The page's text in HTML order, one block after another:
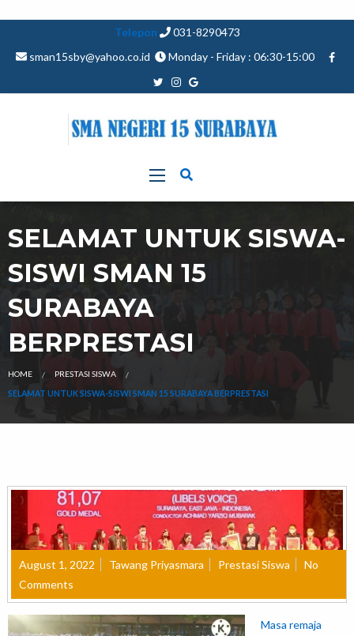
Telepon
031-8290473
sman15sby@yahoo.co.id
Monday - Friday : 06:30-15:00
SELAMAT UNTUK SISWA-
SISWI SMAN 15
SURABAYA
BERPRESTASI
HOME PRESTASI SISWA
SELAMAT UNTUK SISWA-SISWI SMAN 15 SURABAYA BERPRESTASI
August 1, 2022 Tawang Priyasmara Prestasi Siswa
No
Comments
Masa remaja